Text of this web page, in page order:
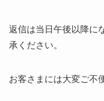
返信は当日午後以降に
承ください。
お客さまには大変ご不